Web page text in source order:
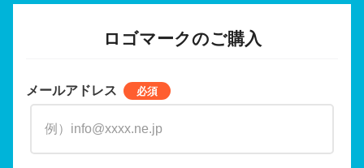
ロゴマークのご購入
メールアドレス